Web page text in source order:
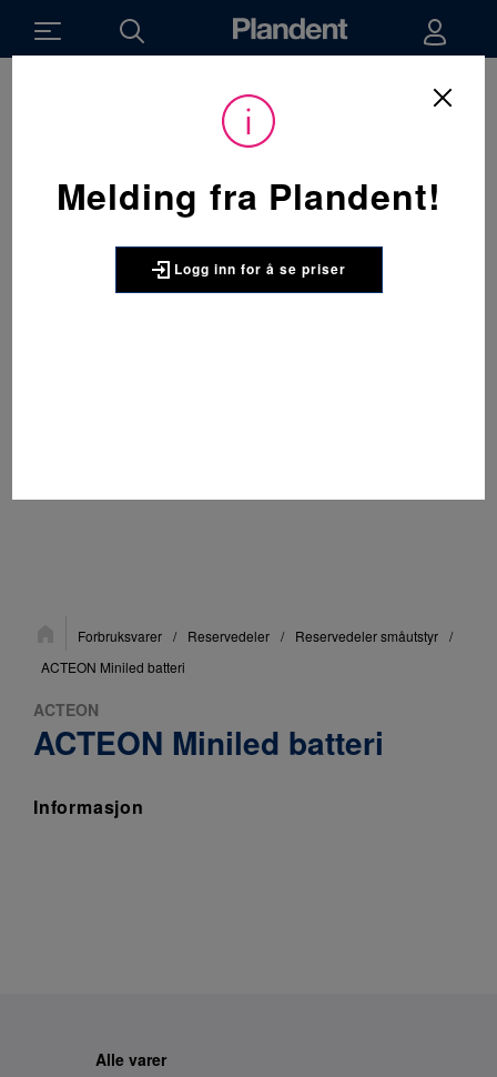
her:
Forbruksvarer / Reservedeler / Reservedeler småutstyr /
ACTEON Miniled batteri
ACTEON
ACTEON Miniled batteri
Informasjon
Alle varer
Melding fra Plandent!
Logg inn for å se priser